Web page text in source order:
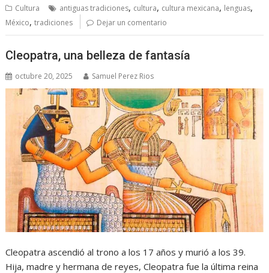
Cultura antiguas tradiciones, cultura, cultura mexicana, lenguas,
México,tradiciones Dejar un comentario
Cleopatra, una belleza de fantasía
octubre 20, 2025 Samuel Perez Rios
Cleopatra ascendió al trono a los 17 años y murió a los 39.
Hija, madre y hermana de reyes, Cleopatra fue la última reina